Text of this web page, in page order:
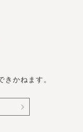
きかねます。